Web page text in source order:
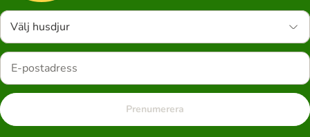
Välj husdjur
Prenumerera